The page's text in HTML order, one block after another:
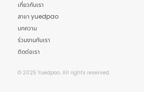
เกี่ยวกับเรา
สาขา yuedpao
บทความ
ร่วมงานกับเรา
ติดต่อเรา
© 2025 Yuedpao. All rights reserved.